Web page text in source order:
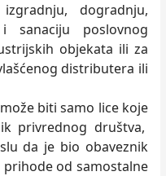
dogradnju,
sanaciju poslovnog
objekata ili za
distributera ili
biti samo lice koje
privrednog društva,
da je bio obaveznik
od samostalne